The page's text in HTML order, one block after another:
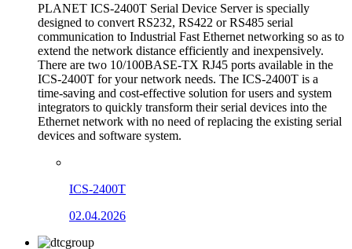
PLANET ICS-2400T Serial Device Server is specially
designed to convert RS232, RS422 or RS485 serial
communication to Industrial Fast Ethernet networking so as to
extend the network distance efficiently and inexpensively.
There are two 10/100BASE-TX RJ45 ports available in the
ICS-2400T for your network needs. The ICS-2400T is a
time-saving and cost-effective solution for users and system
integrators to quickly transform their serial devices into the
Ethernet network with no need of replacing the existing serial
devices and software system.
ICS-2400T
02.04.2026